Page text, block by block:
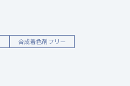
合成着色剤フリー